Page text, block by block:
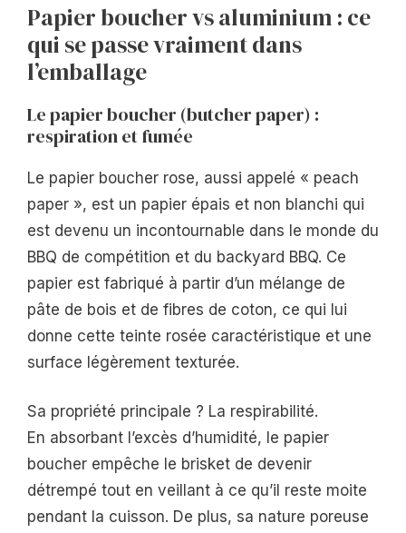
Papier boucher vs aluminium : ce
qui se passe vraiment dans
l’emballage
Le papier boucher (butcher paper) :
respiration et fumée
Le papier boucher rose, aussi appelé « peach
paper », est un papier épais et non blanchi qui
est devenu un incontournable dans le monde du
BBQ de compétition et du backyard BBQ. Ce
papier est fabriqué à partir d’un mélange de
pâte de bois et de fibres de coton, ce qui lui
donne cette teinte rosée caractéristique et une
surface légèrement texturée.
Sa propriété principale ? La respirabilité.
En absorbant l’excès d’humidité, le papier
boucher empêche le brisket de devenir
détrempé tout en veillant à ce qu’il reste moite
pendant la cuisson. De plus, sa nature poreuse